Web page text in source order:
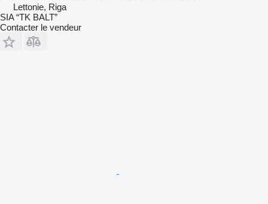
Lettonie, Riga
SIA “TK BALT”
Contacter le vendeur